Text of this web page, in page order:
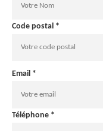
Code postal *
Email *
Téléphone *